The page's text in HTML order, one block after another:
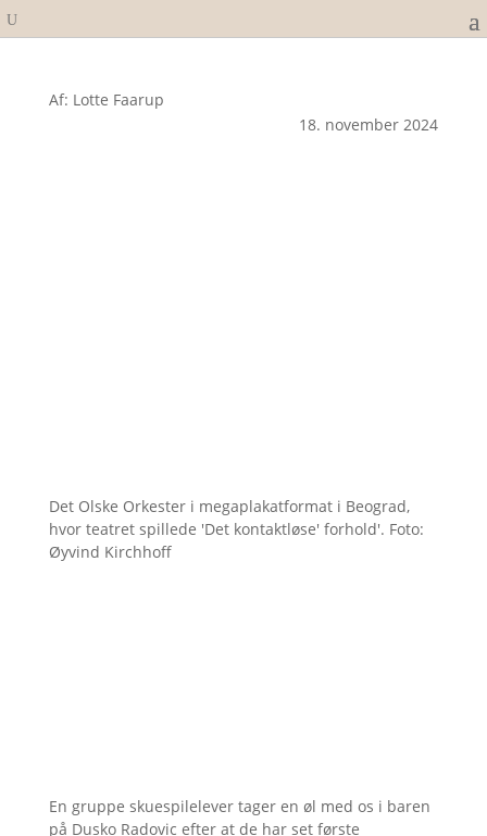
Af: Lotte Faarup
18. november 2024
Det Olske Orkester i megaplakatformat i Beograd,
hvor teatret spillede 'Det kontaktløse' forhold'. Foto:
Øyvind Kirchhoff
En gruppe skuespilelever tager en øl med os i baren
på Dusko Radovic efter at de har set første